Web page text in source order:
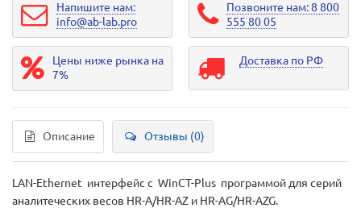
Напишите нам:
info@ab-lab.pro
Позвоните нам: 8 800
555 80 05
Цены ниже рынка на
7%
Доставка по РФ
Описание Отзывы (0)
LAN-Ethernet интерфейс с WinCT-Plus программой для серий
аналитеческих весов HR-A/HR-AZ и HR-AG/HR-AZG.